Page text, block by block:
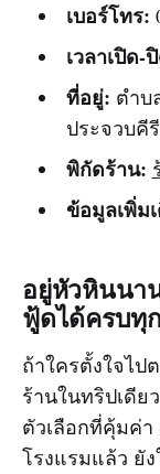
เบอร์โทร:
เวลาเปิด-
ที่อยู่: ตำบ
ประจวบคี
พิกัดร้าน:
ข้อมูลเพิ่ม
อยู่หัวหินนา
ฟู้ดได้ครบทุ
ถ้าใครตั้งใจไป
ร้านในทริปเดี
ตัวเลือกที่คุ้มค่า
โรงแรมแล้ว ยั